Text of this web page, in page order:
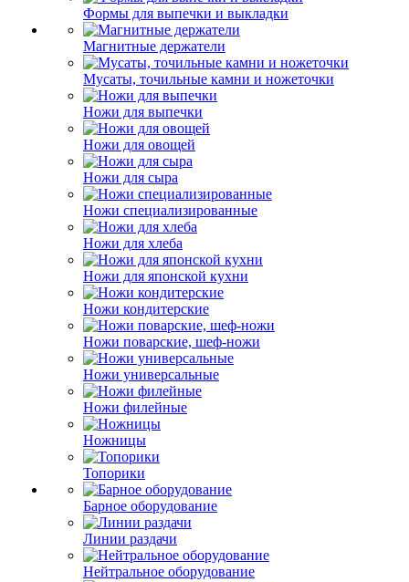
Формы для выпечки и выкладки
Магнитные держатели
Мусаты, точильные камни и ножеточки
Ножи для выпечки
Ножи для овощей
Ножи для сыра
Ножи специализированные
Ножи для хлеба
Ножи для японской кухни
Ножи кондитерские
Ножи поварские, шеф-ножи
Ножи универсальные
Ножи филейные
Ножницы
Топорики
Барное оборудование
Линии раздачи
Нейтральное оборудование